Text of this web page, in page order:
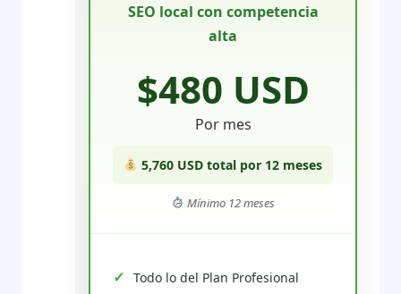
SEO local con competencia
alta
$480 USD
Por mes
5,760 USD total por 12 meses
Mínimo 12 meses
Todo lo del Plan Profesional